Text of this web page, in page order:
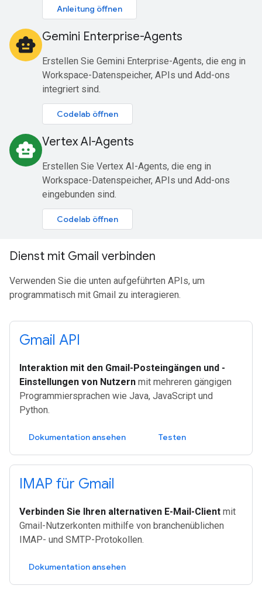
Anleitung öffnen
smart_toy Gemini Enterprise-Agents
Erstellen Sie Gemini Enterprise-Agents, die eng in
Workspace-Datenspeicher, APIs und Add-ons
integriert sind.
Codelab öffnen
smart_toy Vertex AI-Agents
Erstellen Sie Vertex AI-Agents, die eng in
Workspace-Datenspeicher, APIs und Add-ons
eingebunden sind.
Codelab öffnen
Dienst mit Gmail verbinden
Verwenden Sie die unten aufgeführten APIs, um
programmatisch mit Gmail zu interagieren.
Gmail API
Interaktion mit den Gmail-Posteingängen und -
Einstellungen von Nutzern mit mehreren gängigen
Programmiersprachen wie Java, JavaScript und
Python.
Dokumentation ansehen Testen
IMAP für Gmail
Verbinden Sie Ihren alternativen E-Mail-Client mit
Gmail-Nutzerkonten mithilfe von branchenüblichen
IMAP- und SMTP-Protokollen.
Dokumentation ansehen